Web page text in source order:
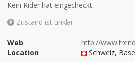
Kein Rider hat eingecheckt.
Zustand ist unklar.
Web
http://
Location
Schweiz,